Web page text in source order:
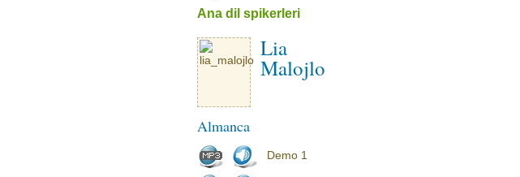
Ana dil spikerleri
Lia
Malojlo
Almanca
Demo 1